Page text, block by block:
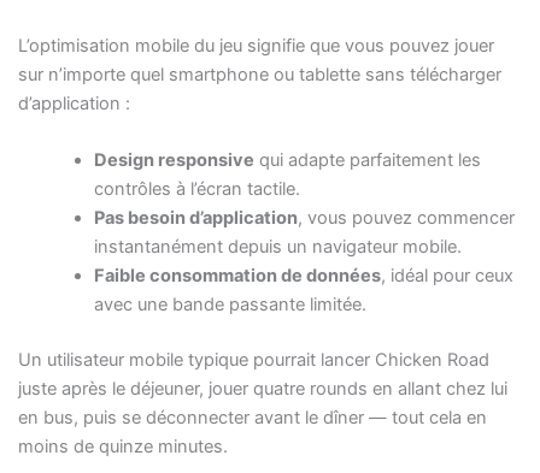
L’optimisation mobile du jeu signifie que vous pouvez jouer
sur n’importe quel smartphone ou tablette sans télécharger
d’application :
Design responsive qui adapte parfaitement les
contrôles à l’écran tactile.
Pas besoin d’application, vous pouvez commencer
instantanément depuis un navigateur mobile.
Faible consommation de données, idéal pour ceux
avec une bande passante limitée.
Un utilisateur mobile typique pourrait lancer Chicken Road
juste après le déjeuner, jouer quatre rounds en allant chez lui
en bus, puis se déconnecter avant le dîner — tout cela en
moins de quinze minutes.